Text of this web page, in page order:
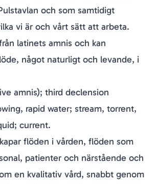
och som samtidigt
vi är och vårt sätt att arbeta.
latinets amnis och kan
, något naturligt och levande, i
amnis); third declension
rapid water; stream, torrent,
current.
flöden i vården, flöden som
patienter och närstående och
en kvalitativ vård, snabbt genom